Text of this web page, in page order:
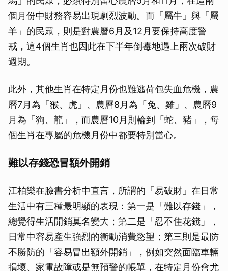
個月份中財務容易出現劇烈波動。而「屬牛」與「屬
羊」的民眾，則是對農曆6月及12月要保持高度警
戒，這4個生肖也因此在下半年倒霉地遇上兩次破財
週期。
此外，其他生肖在特定月份也難逃荷包失血危機，農
曆7月為「猴、虎」、農曆8月為「兔、雞」、農曆9
月為「狗、龍」，而農曆10月則輪到「蛇、豬」，每
個生肖在專屬的危機月份中都要特別當心。
難以存錢恐冒額外開銷
江柏樂在臉書分析中直言，所謂的「易破財」在日常
生活中有三種最明顯的表現：第一是「難以存錢」，
總覺得生活開銷莫名變大；第二是「忍不住花錢」，
日常中容易產生強烈的衝動消費慾望；第三則是最防
不勝防的「容易冒出額外開銷」，例如突然面臨車輛
損壞、家電故障或是無預警的帳單，在特定月份會尤